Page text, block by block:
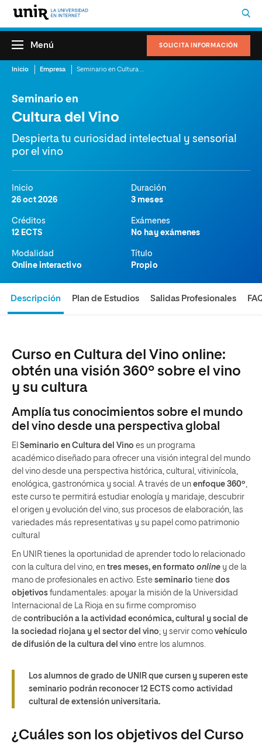
SOLICITA INFORMACIÓN
Menú
Inicio Empresa
Seminario en
Cultura del Vino
Despierta tu curiosidad intelectual y sensorial
por el vino
Inicio
26 oct 2026
Duración
3 meses
Créditos
12 ECTS
Exámenes
No hay exámenes
Modalidad
Online interactivo
Título
Propio
Descripción Plan de Estudios Salidas Profesionales
Curso en Cultura del Vino online:
obtén una visión 360º sobre el vino
y su cultura
Amplía tus conocimientos sobre el mundo
del vino desde una perspectiva global
El Seminario en Cultura del Vino es un programa
académico diseñado para ofrecer una visión integral del mundo
del vino desde una perspectiva histórica, cultural, vitivinícola,
enológica, gastronómica y social. A través de un enfoque 360º,
este curso te permitirá estudiar enología y maridaje, descubrir
el origen y evolución del vino, sus procesos de elaboración, las
variedades más representativas y su papel como patrimonio
cultural
En UNIR tienes la oportunidad de aprender todo lo relacionado
con la cultura del vino, en tres meses, en formato online y de la
mano de profesionales en activo. Este seminario tiene dos
objetivos fundamentales: apoyar la misión de la Universidad
Internacional de La Rioja en su firme compromiso
de contribución a la actividad económica, cultural y social de
la sociedad riojana y el sector del vino; y servir como vehículo
de difusión de la cultura del vino entre los alumnos.
Los alumnos de grado de UNIR que cursen y superen este
seminario podrán reconocer 12 ECTS como actividad
cultural de extensión universitaria.
¿Cuáles son los objetivos del Curso